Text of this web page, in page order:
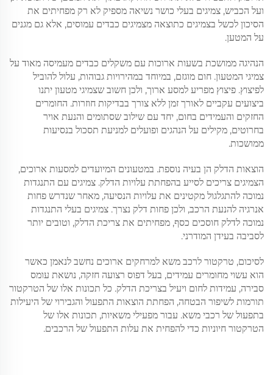
ועל הכביש, צמיגים בעלי כושר נשיאה מספיק לא רק מפחיתים את
הסיכון לכשל בצמיגים כתוצאה מצמיגים כבדים עמוסים, אלא גם מגנים
על המטען.
הנהיגה ממושכת בשעות ארוכות עם משקלים כבדים מעמיסה מאוד על
צמיגי המטעון. חום מוגזם, במיוחד במהירויות גבוהות, עלול להוביל
לפיצוץ. פיצוץ מפריע למסע ארוך, ולכן חשוב שצמיגי מטעון יתנו
ביצועים עקביים לאורך זמן ללא צורך בבדיקות חוזרות. החומרים
החזקים והעמידים בחום, יחד עם שילוב שסתומים והנעת אויר
בחרוטים, מקילים על הנהגים ופועלים למניעת תסכול בנסיעות
ממושכות.
הוצאות הדלק הן בעיה נוספת. במטעונים המיועדים למסעות ארוכים,
הצמיגים צריכים לסייע בהפחתת עלויות הדלק. צמיגים עם התנגדות
נמוכה להתגלגול מקטינים את עלויות הנסיעה, מאחר שנדרש פחות
אנרגיה להנעת הרכב, ולכן פחות דלק נצרך. צמיגים בעלי התנגדות
נמוכה לדלק חוסכים כסף, מפחיתים את צריכת הדלק, וטובים יותר
לסביבה בעידן המודרני.
לסיכום, טרקטור לרכב משא למרחקים ארוכים נחשב לנאמן כאשר
הוא עשוי מחומרים עמידים, בעל דפוס רצועה חזקה, נושאת עומס
סבירה, עמידות לחום ויעיל בצריכת הדלק. כל תכונות אלו של הטרקטור
תורמות לשיפור הבטחה, הפחתת הוצאות התפעול והגבירוי של היעילות
בתפעול של רכבי משא. עבור מפעילי משאיות, תכונות אלו של
הטרקטור חיוניות כדי להפחית את עלות התפעול של הרכבים.